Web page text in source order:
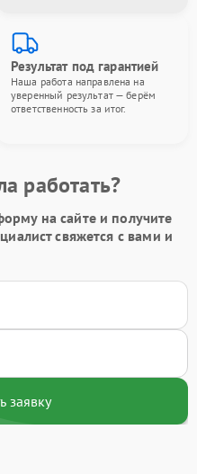
Результат под гарантией
Наша работа направлена на
уверенный результат — берём
ответственность за итог.
работать?
на сайте и получите
свяжется с вами и
заявку